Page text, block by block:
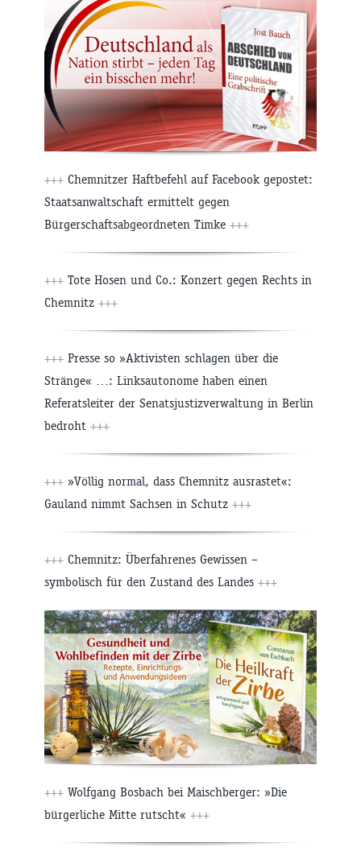
+++ Chemnitzer Haftbefehl auf Facebook gepostet:
Staatsanwaltschaft ermittelt gegen
Bürgerschaftsabgeordneten Timke +++
+++ Tote Hosen und Co.: Konzert gegen Rechts in
Chemnitz +++
+++ Presse so »Aktivisten schlagen über die
Stränge« …: Linksautonome haben einen
Referatsleiter der Senatsjustizverwaltung in Berlin
bedroht +++
+++ »Völlig normal, dass Chemnitz ausrastet«:
Gauland nimmt Sachsen in Schutz +++
+++ Chemnitz: Überfahrenes Gewissen –
symbolisch für den Zustand des Landes +++
+++ Wolfgang Bosbach bei Maischberger: »Die
bürgerliche Mitte rutscht« +++